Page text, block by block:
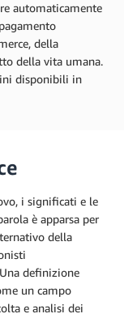
automaticamente
della
della vita umana.
disponibili in
i significati e le
è apparsa per
della
definizione
un campo
e analisi dei